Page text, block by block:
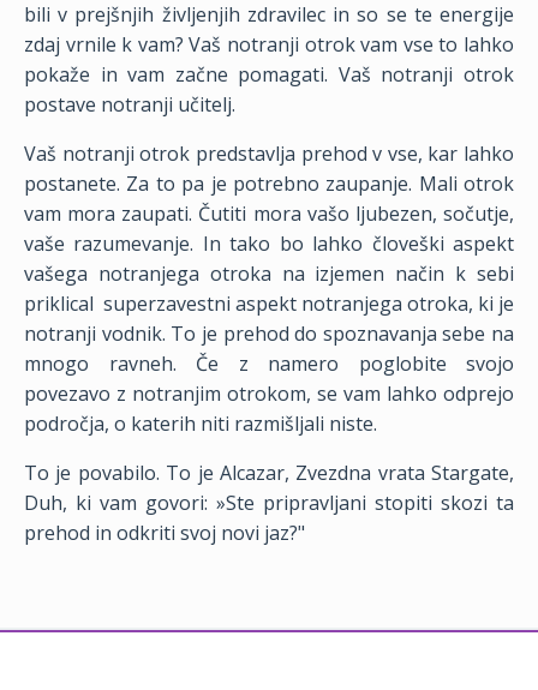
bili v prejšnjih življenjih zdravilec in so se te energije
zdaj vrnile k vam? Vaš notranji otrok vam vse to lahko
pokaže in vam začne pomagati. Vaš notranji otrok
postave notranji učitelj.
Vaš notranji otrok predstavlja prehod v vse, kar lahko
postanete. Za to pa je potrebno zaupanje. Mali otrok
vam mora zaupati. Čutiti mora vašo ljubezen, sočutje,
vaše razumevanje. In tako bo lahko človeški aspekt
vašega notranjega otroka na izjemen način k sebi
priklical superzavestni aspekt notranjega otroka, ki je
notranji vodnik. To je prehod do spoznavanja sebe na
mnogo ravneh. Če z namero poglobite svojo
povezavo z notranjim otrokom, se vam lahko odprejo
področja, o katerih niti razmišljali niste.
To je povabilo. To je Alcazar, Zvezdna vrata Stargate,
Duh, ki vam govori: »Ste pripravljani stopiti skozi ta
prehod in odkriti svoj novi jaz?"